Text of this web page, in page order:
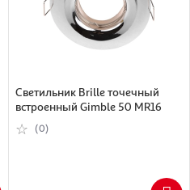
Светильник Brille точечный
встроенный Gimble 50 MR16
(0)